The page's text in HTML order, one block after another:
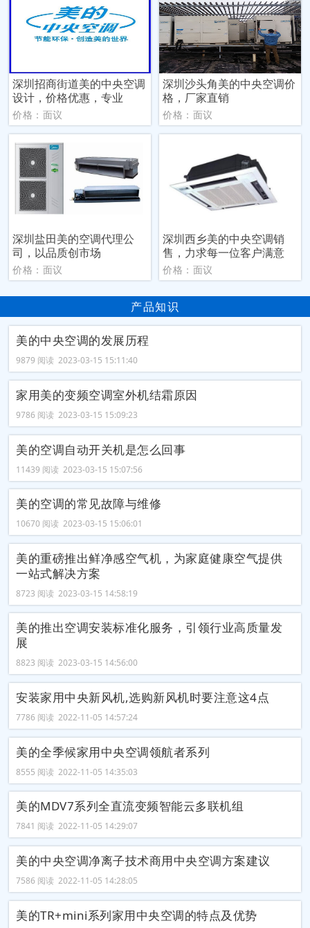
深圳招商街道美的中央空调
设计，价格优惠，专业
价格：面议
深圳沙头角美的中央空调价
格，厂家直销
价格：面议
深圳盐田美的空调代理公
司，以品质创市场
价格：面议
深圳西乡美的中央空调销
售，力求每一位客户满意
价格：面议
产品知识
美的中央空调的发展历程
9879 阅读 2023-03-15 15:11:40
家用美的变频空调室外机结霜原因
9786 阅读 2023-03-15 15:09:23
美的空调自动开关机是怎么回事
11439 阅读 2023-03-15 15:07:56
美的空调的常见故障与维修
10670 阅读 2023-03-15 15:06:01
美的重磅推出鲜净感空气机，为家庭健康空气提供
一站式解决方案
8723 阅读 2023-03-15 14:58:19
美的推出空调安装标准化服务，引领行业高质量发
展
8823 阅读 2023-03-15 14:56:00
安装家用中央新风机,选购新风机时要注意这4点
7786 阅读 2022-11-05 14:57:24
美的全季候家用中央空调领航者系列
8555 阅读 2022-11-05 14:35:03
美的MDV7系列全直流变频智能云多联机组
7841 阅读 2022-11-05 14:29:07
美的中央空调净离子技术商用中央空调方案建议
7586 阅读 2022-11-05 14:28:05
美的TR+mini系列家用中央空调的特点及优势